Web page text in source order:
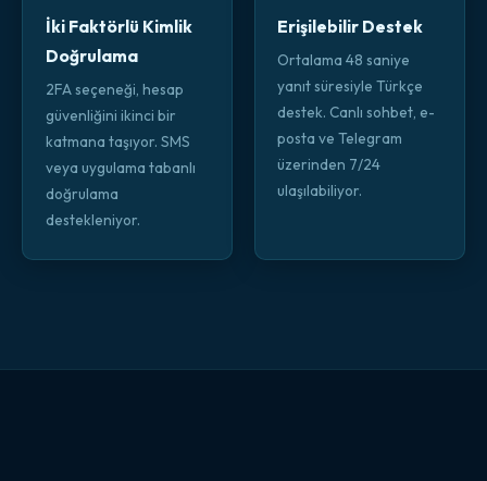
İki Faktörlü Kimlik
Doğrulama
2FA seçeneği, hesap
güvenliğini ikinci bir
katmana taşıyor. SMS
veya uygulama tabanlı
doğrulama
destekleniyor.
Erişilebilir Destek
Ortalama 48 saniye
yanıt süresiyle Türkçe
destek. Canlı sohbet, e-
posta ve Telegram
üzerinden 7/24
ulaşılabiliyor.